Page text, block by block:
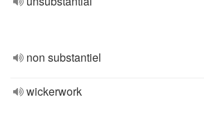
non substantiel
wickerwork